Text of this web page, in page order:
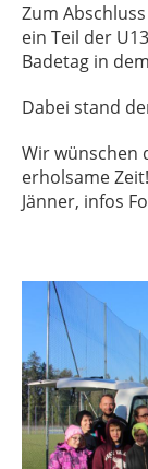
Zum
ein Teil der
Badetag in
Dabei stand
Wir wünschen
erholsame
Jänner, infos